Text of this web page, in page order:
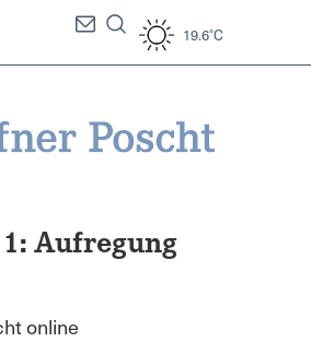
19.6°C
Aufregung
online